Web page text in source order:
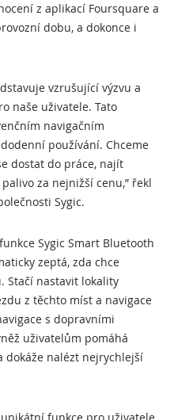
z aplikací Foursquare a
dobu, a dokonce i
vzrušující výzvu a
naše uživatele. Tato
navigačním
používání. Chceme
dostat do práce, najít
za nejnižší cenu,” řekl
Sygic.
Sygic Smart Bluetooth
zeptá, zda chce
Stačí nastavit lokality
z těchto míst a navigace
s dopravními
uživatelům pomáhá
dokáže nalézt nejrychlejší